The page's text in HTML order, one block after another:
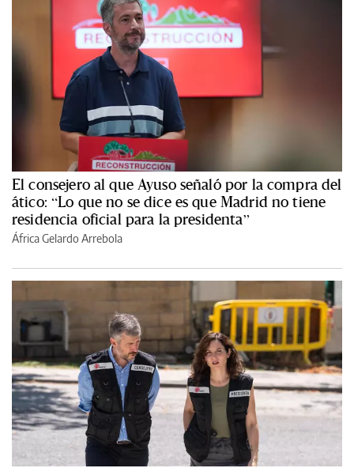
El consejero al que Ayuso señaló por la compra del
ático: “Lo que no se dice es que Madrid no tiene
residencia oficial para la presidenta”
África Gelardo Arrebola